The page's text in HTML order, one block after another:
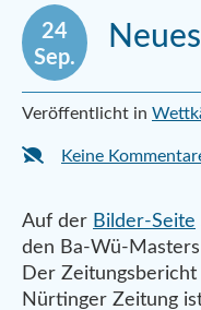
24
Sep.
Veröffentlicht in
Keine
Auf der Bilder-Seite
den Ba-Wü-
Der
Nürtinger Zeitung